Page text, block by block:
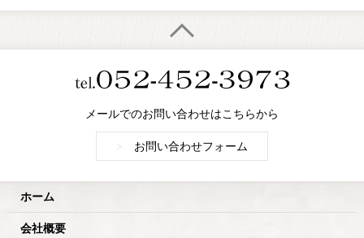
メールでのお問い合わせはこちらから
お問い合わせフォーム
ホーム
会社概要